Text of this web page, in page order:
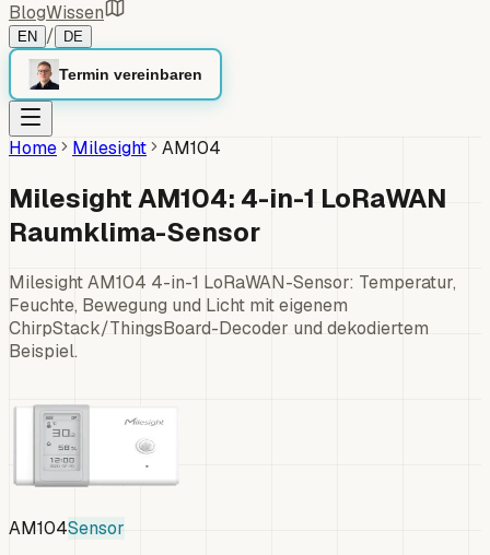
BlogWissen
EN / DE
Termin vereinbaren
Home Milesight AM104
Milesight AM104: 4-in-1 LoRaWAN
Raumklima-Sensor
Milesight AM104 4-in-1 LoRaWAN-Sensor: Temperatur,
Feuchte, Bewegung und Licht mit eigenem
ChirpStack/ThingsBoard-Decoder und dekodiertem
Beispiel.
AM104Sensor